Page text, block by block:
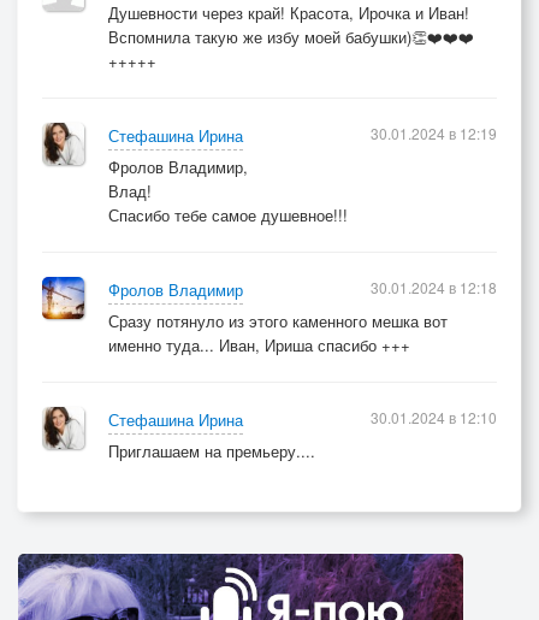
Душевности через край! Красота, Ирочка и Иван!
Вспомнила такую же избу моей бабушки)👏❤️❤️❤️
+++++
Стефашина Ирина
Фролов Владимир,
Влад!
Спасибо тебе самое душевное!!!
30.01.2024 в 12:19
Фролов Владимир
Сразу потянуло из этого каменного мешка вот
именно туда... Иван, Ириша спасибо +++
30.01.2024 в 12:18
Стефашина Ирина
Приглашаем на премьеру....
30.01.2024 в 12:10